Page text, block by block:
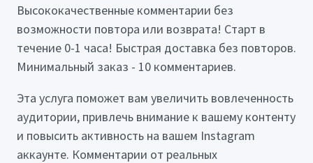
Высококачественные комментарии без
возможности повтора или возврата! Старт в
течение 0-1 часа! Быстрая доставка без повторов.
Минимальный заказ - 10 комментариев.
Эта услуга поможет вам увеличить вовлеченность
аудитории, привлечь внимание к вашему контенту
и повысить активность на вашем Instagram
аккаунте. Комментарии от реальных